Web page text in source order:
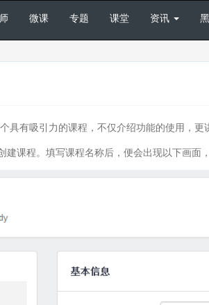
微课 专题 课堂 资讯
具有吸引力的课程，不仅介绍功能的使用，
课程。填写课程名称后，便会出现以下画面